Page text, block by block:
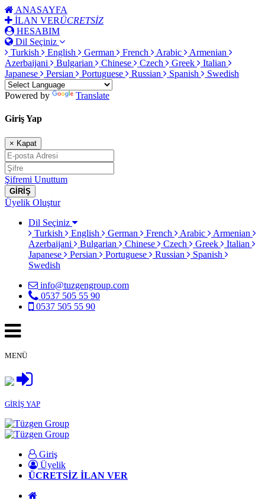
ANASAYFA
İLAN VERÜCRETSİZ
HESABIM
Dil Seçiniz
Turkish
English German French Arabic
Armenian
Azerbaijani
Bulgarian Chinese Czech Greek
Italian
Japanese
Persian Portuguese Russian Spanish Swedish
Powered by Translate
Giriş Yap
× Kapat
Şifremi Unuttum
GİRİŞ
Üyelik Oluştur
Dil Seçiniz
Turkish
English German French Arabic
Armenian
Azerbaijani
Bulgarian Chinese Czech Greek
Italian
Japanese
Persian Portuguese Russian
Spanish
Swedish
info@tuzgengroup.com
0537 505 55 90
0537 505 55 90
MENÜ
GİRİŞ YAP
Giriş
Üyelik
ÜCRETSİZ İLAN VER